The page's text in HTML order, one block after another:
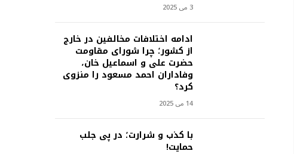
3 می 2025
ادامه اختلافات مخالفین در خارج
از کشور؛ چرا شورای مقاومت
حضرت علی و اسماعیل خان،
وفاداران احمد مسعود را منزوی
کرد؟
14 می 2025
با کذب و شرارت؛ در پی جلب
حمایت!